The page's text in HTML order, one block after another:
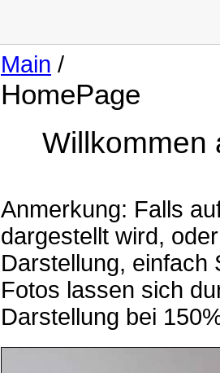
Main /
HomePage
Willkommen
Anmerkung: Falls
dargestellt wird,
Darstellung, einfach
Fotos lassen sich
Darstellung bei